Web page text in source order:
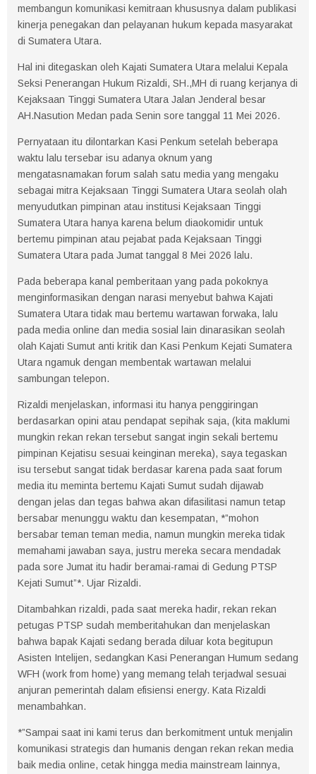
membangun komunikasi kemitraan khususnya dalam publikasi
kinerja penegakan dan pelayanan hukum kepada masyarakat
di Sumatera Utara.
Hal ini ditegaskan oleh Kajati Sumatera Utara melalui Kepala
Seksi Penerangan Hukum Rizaldi, SH.,MH di ruang kerjanya di
Kejaksaan Tinggi Sumatera Utara Jalan Jenderal besar
AH.Nasution Medan pada Senin sore tanggal 11 Mei 2026.
Pernyataan itu dilontarkan Kasi Penkum setelah beberapa
waktu lalu tersebar isu adanya oknum yang
mengatasnamakan forum salah satu media yang mengaku
sebagai mitra Kejaksaan Tinggi Sumatera Utara seolah olah
menyudutkan pimpinan atau institusi Kejaksaan Tinggi
Sumatera Utara hanya karena belum diaokomidir untuk
bertemu pimpinan atau pejabat pada Kejaksaan Tinggi
Sumatera Utara pada Jumat tanggal 8 Mei 2026 lalu.
Pada beberapa kanal pemberitaan yang pada pokoknya
menginformasikan dengan narasi menyebut bahwa Kajati
Sumatera Utara tidak mau bertemu wartawan forwaka, lalu
pada media online dan media sosial lain dinarasikan seolah
olah Kajati Sumut anti kritik dan Kasi Penkum Kejati Sumatera
Utara ngamuk dengan membentak wartawan melalui
sambungan telepon.
Rizaldi menjelaskan, informasi itu hanya penggiringan
berdasarkan opini atau pendapat sepihak saja, (kita maklumi
mungkin rekan rekan tersebut sangat ingin sekali bertemu
pimpinan Kejatisu sesuai keinginan mereka), saya tegaskan
isu tersebut sangat tidak berdasar karena pada saat forum
media itu meminta bertemu Kajati Sumut sudah dijawab
dengan jelas dan tegas bahwa akan difasilitasi namun tetap
bersabar menunggu waktu dan kesempatan, *”mohon
bersabar teman teman media, namun mungkin mereka tidak
memahami jawaban saya, justru mereka secara mendadak
pada sore Jumat itu hadir beramai-ramai di Gedung PTSP
Kejati Sumut”*. Ujar Rizaldi.
Ditambahkan rizaldi, pada saat mereka hadir, rekan rekan
petugas PTSP sudah memberitahukan dan menjelaskan
bahwa bapak Kajati sedang berada diluar kota begitupun
Asisten Intelijen, sedangkan Kasi Penerangan Humum sedang
WFH (work from home) yang memang telah terjadwal sesuai
anjuran pemerintah dalam efisiensi energy. Kata Rizaldi
menambahkan.
*”Sampai saat ini kami terus dan berkomitment untuk menjalin
komunikasi strategis dan humanis dengan rekan rekan media
baik media online, cetak hingga media mainstream lainnya,